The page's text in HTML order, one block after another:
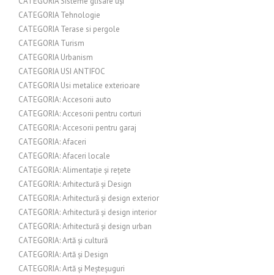
CATEGORIA Tehnologie
CATEGORIA Terase si pergole
CATEGORIA Turism
CATEGORIA Urbanism
CATEGORIA USI ANTIFOC
CATEGORIA Usi metalice exterioare
CATEGORIA: Accesorii auto
CATEGORIA: Accesorii pentru corturi
CATEGORIA: Accesorii pentru garaj
CATEGORIA: Afaceri
CATEGORIA: Afaceri locale
CATEGORIA: Alimentație și rețete
CATEGORIA: Arhitectură și Design
CATEGORIA: Arhitectură și design exterior
CATEGORIA: Arhitectură și design interior
CATEGORIA: Arhitectură și design urban
CATEGORIA: Artă și cultură
CATEGORIA: Artă și Design
CATEGORIA: Artă și Meșteșuguri